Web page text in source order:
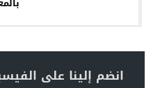
انضم إلينا على